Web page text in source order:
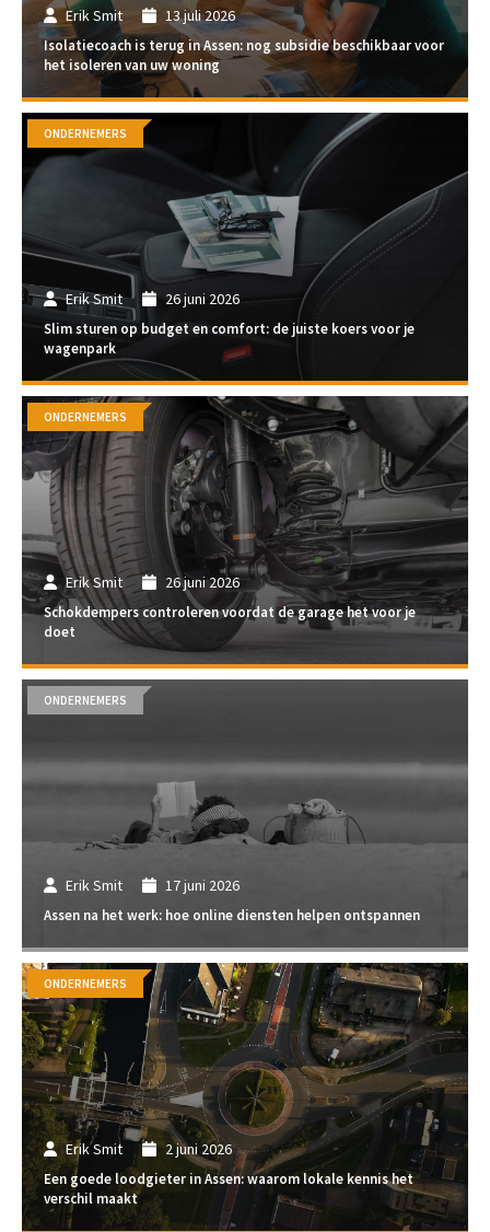
Erik Smit 13 juli 2026
Isolatiecoach is terug in Assen: nog subsidie beschikbaar voor
het isoleren van uw woning
Erik Smit 26 juni 2026
Slim sturen op budget en comfort: de juiste koers voor je
wagenpark
ONDERNEMERS
Erik Smit 26 juni 2026
Schokdempers controleren voordat de garage het voor je
doet
ONDERNEMERS
Erik Smit 17 juni 2026
Assen na het werk: hoe online diensten helpen ontspannen
ONDERNEMERS
Erik Smit 2 juni 2026
Een goede loodgieter in Assen: waarom lokale kennis het
verschil maakt
ONDERNEMERS